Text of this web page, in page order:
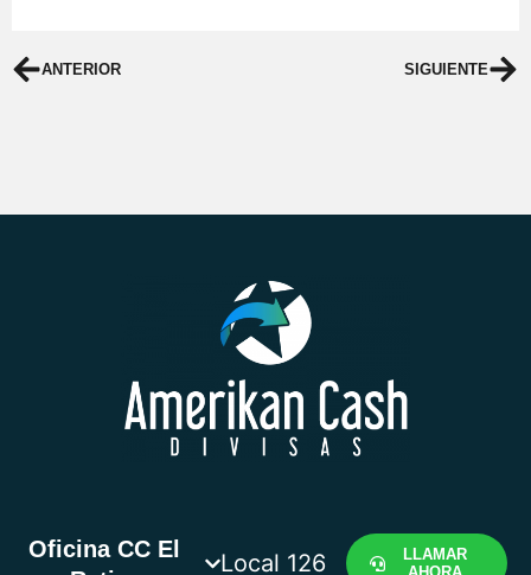
ANTERIOR SIGUIENTE
Oficina CC El
Local 126
LLAMAR